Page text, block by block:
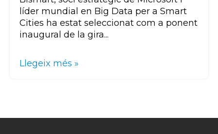
líder mundial en Big Data per a Smart
Cities ha estat seleccionat com a ponent
inaugural de la gira...
Llegeix més »